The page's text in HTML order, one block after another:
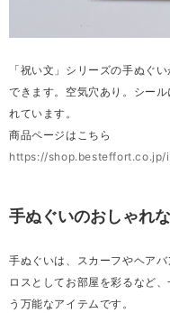
「祝い文」シリーズの手ぬぐ
できます。空気穴あり。シー
れています。
商品ページはこちら
https://shop.besteffort.co.jp/
手ぬぐいのおしゃれ
手ぬぐいは、スカーフやヘア
ロスとしてお部屋を彩るなど
う万能なアイテムです。